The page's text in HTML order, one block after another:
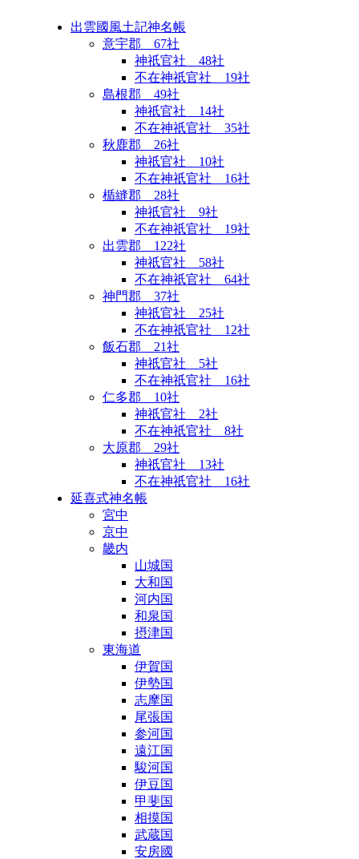
出雲國風土記神名帳
意宇郡 67社
神祇官社 48社
不在神祇官社 19社
島根郡 49社
神祇官社 14社
不在神祇官社 35社
秋鹿郡 26社
神祇官社 10社
不在神祇官社 16社
楯縫郡 28社
神祇官社 9社
不在神祇官社 19社
出雲郡 122社
神祇官社 58社
不在神祇官社 64社
神門郡 37社
神祇官社 25社
不在神祇官社 12社
飯石郡 21社
神祇官社 5社
不在神祇官社 16社
仁多郡 10社
神祇官社 2社
不在神祇官社 8社
大原郡 29社
神祇官社 13社
不在神祇官社 16社
延喜式神名帳
宮中
京中
畿内
山城国
大和国
河内国
和泉国
摂津国
東海道
伊賀国
伊勢国
志摩国
尾張国
参河国
遠江国
駿河国
伊豆国
甲斐国
相摸国
武蔵国
安房國